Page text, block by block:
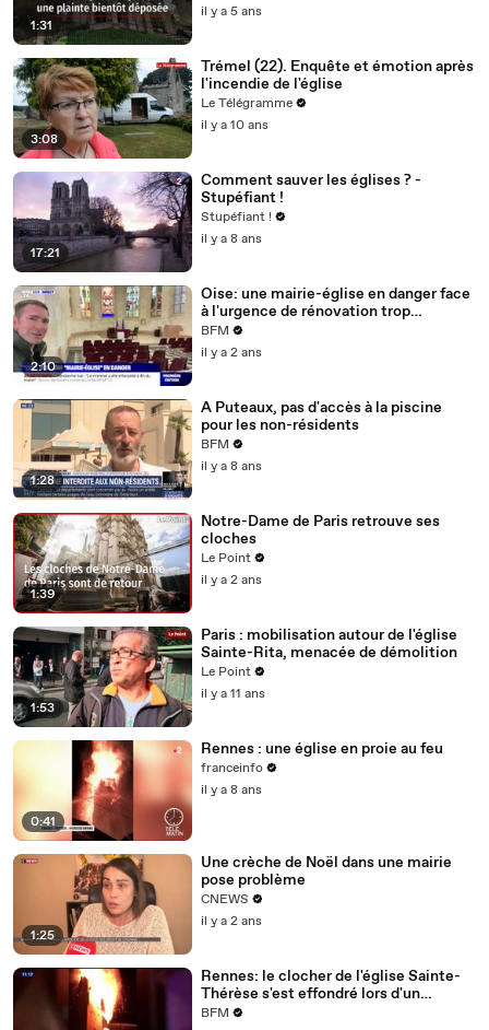
1:31
il y a 5 ans
3:08
Trémel (22). Enquête et émotion après
l'incendie de l'église
Le Télégramme
il y a 10 ans
17:21
Comment sauver les églises ? -
Stupéfiant !
Stupéfiant !
il y a 8 ans
2:10
Oise: une mairie-église en danger face
à l'urgence de rénovation trop
coûteuse pour la commune
BFM
il y a 2 ans
1:28
A Puteaux, pas d'accès à la piscine
pour les non-résidents
BFM
il y a 8 ans
1:39
Notre-Dame de Paris retrouve ses
cloches
Le Point
il y a 2 ans
1:53
Paris : mobilisation autour de l'église
Sainte-Rita, menacée de démolition
Le Point
il y a 11 ans
0:41
Rennes : une église en proie au feu
franceinfo
il y a 8 ans
1:25
Une crèche de Noël dans une mairie
pose problème
CNEWS
il y a 2 ans
Rennes: le clocher de l'église Sainte-
Thérèse s'est effondré lors d'un
incendie
BFM